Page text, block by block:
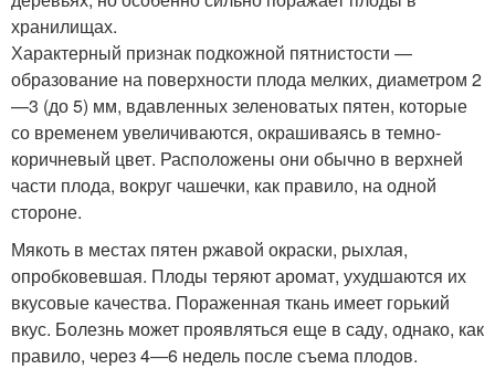
хранилищах.
Характерный признак подкожной пят­нистости —
образование на поверхности плода мелких, диаметром 2
—3 (до 5) мм, вдавленных зеленоватых пятен, которые
со временем увеличиваются, окрашиваясь в темно-
коричневый цвет. Расположены они обычно в верхней
части плода, вокруг ча­шечки, как правило, на одной
стороне.
Мякоть в местах пятен ржавой окраски, рыхлая,
опробковевшая. Плоды теряют аромат, ухудшаются их
вкусовые качест­ва. Пораженная ткань имеет горький
вкус. Болезнь может проявляться еще в саду, однако, как
правило, через 4—6 недель после съема плодов.